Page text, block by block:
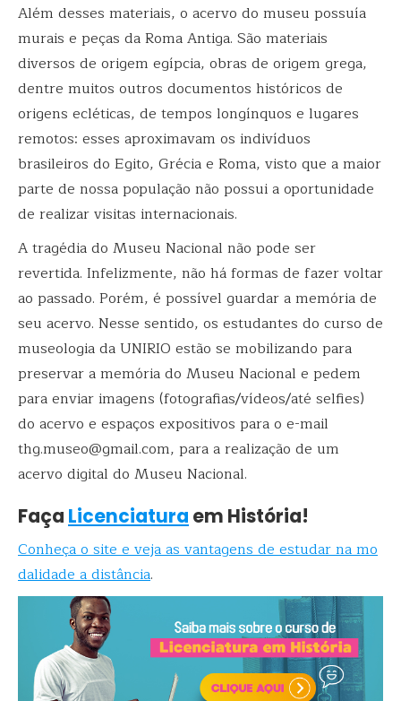
Além desses materiais, o acervo do museu possuía
murais e peças da Roma Antiga. São materiais
diversos de origem egípcia, obras de origem grega,
dentre muitos outros documentos históricos de
origens ecléticas, de tempos longínquos e lugares
remotos: esses aproximavam os indivíduos
brasileiros do Egito, Grécia e Roma, visto que a maior
parte de nossa população não possui a oportunidade
de realizar visitas internacionais.
A tragédia do Museu Nacional não pode ser
revertida. Infelizmente, não há formas de fazer voltar
ao passado. Porém, é possível guardar a memória de
seu acervo. Nesse sentido, os estudantes do curso de
museologia da UNIRIO estão se mobilizando para
preservar a memória do Museu Nacional e pedem
para enviar imagens (fotografias/vídeos/até selfies)
do acervo e espaços expositivos para o e-mail
thg.museo@gmail.com, para a realização de um
acervo digital do Museu Nacional.
Faça Licenciatura em História!
Conheça o site e veja as vantagens de estudar na mo
dalidade a distância.